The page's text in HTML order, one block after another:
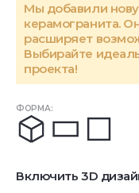
ФОРМА:
Мы добавили
керамогранита.
расширяет
Выбирайте
проекта!
Включить 3D